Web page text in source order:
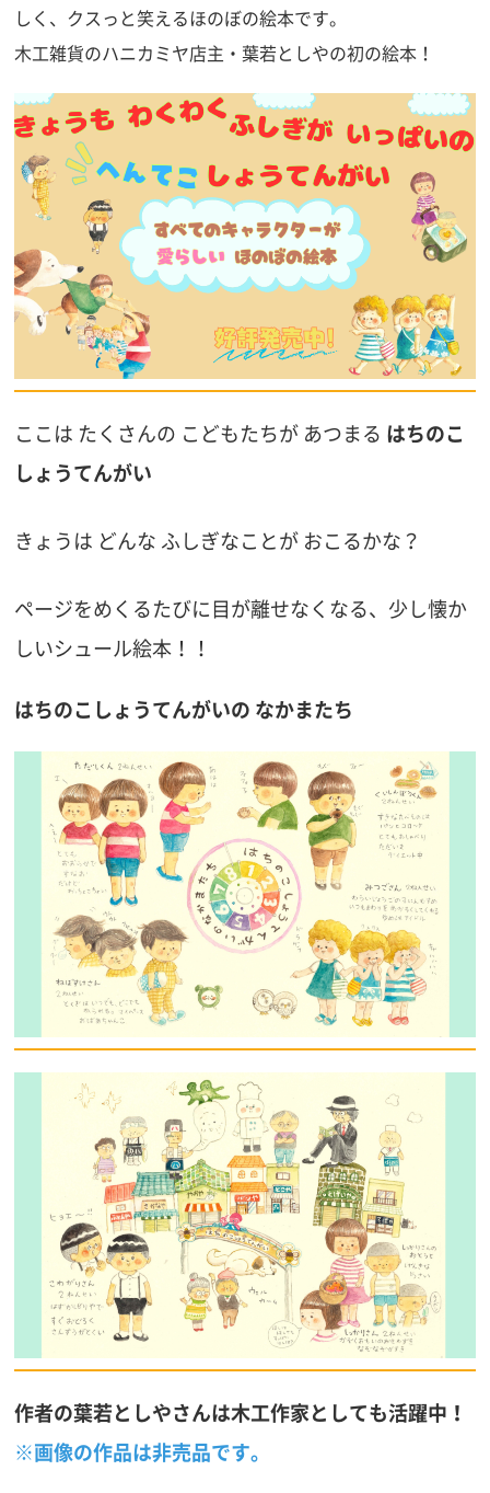
しく、クスっと笑えるほのぼの絵本です。
木工雑貨のハニカミヤ店主・葉若としやの初の絵本！
ここは たくさんの こどもたちが あつまる はちのこ
しょうてんがい
きょうは どんな ふしぎなことが おこるかな？
ページをめくるたびに目が離せなくなる、少し懐か
しいシュール絵本！！
はちのこしょうてんがいの なかまたち
作者の葉若としやさんは木工作家としても活躍中！
※画像の作品は非売品です。